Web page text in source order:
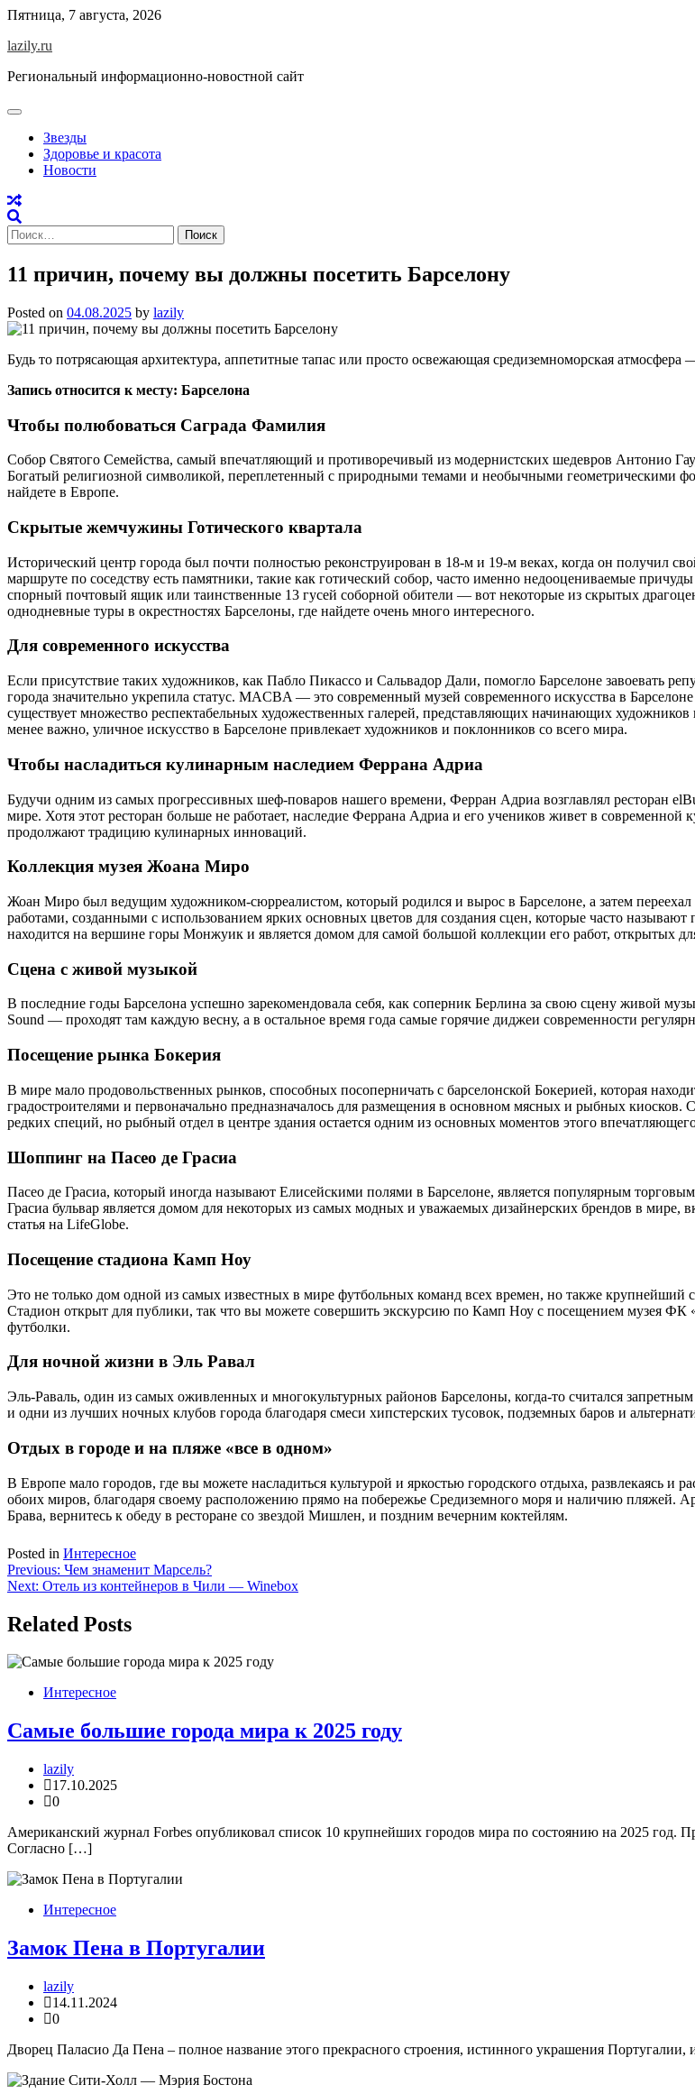
Skip
content
Пятница, 7 августа, 2026
lazily.ru
Региональный информационно-новостной сайт
Звезды
Здоровье и красота
Новости
Найти:
11 причин, почему вы должны посетить Барселону
Posted on 04.08.2025 by lazily
Будь то потрясающая архитектура, аппетитные тапас или просто освежающая средиземноморская
Запись относится к месту: Барселона
Чтобы полюбоваться Саграда Фамилия
Собор Святого Семейства, самый впечатляющий и противоречивый из модернистских шедевров Антонио
Богатый религиозной символикой, переплетенный с природными темами и необычными геометрическими
найдете в Европе.
Cкрытые жемчужины Готического квартала
Исторический центр города был почти полностью реконструирован в 18-м и 19-м веках, когда он получил
маршруте по соседству есть памятники, такие как готический собор, часто именно недооцениваемые
спорный почтовый ящик или таинственные 13 гусей соборной обители — вот некоторые из скрытых
однодневные туры в окрестностях Барселоны, где найдете очень много интересного.
Для современного искусства
Если присутствие таких художников, как Пабло Пикассо и Сальвадор Дали, помогло Барселоне завоевать
города значительно укрепила статус. MACBA — это современный музей современного искусства в
существует множество респектабельных художественных галерей, представляющих начинающих
менее важно, уличное искусство в Барселоне привлекает художников и поклонников со всего мира.
Чтобы насладиться кулинарным наследием Феррана Адриа
Будучи одним из самых прогрессивных шеф-поваров нашего времени, Ферран Адриа возглавлял ресторан
мире. Хотя этот ресторан больше не работает, наследие Феррана Адриа и его учеников живет в
продолжают традицию кулинарных инноваций.
Коллекция музея Жоана Миро
Жоан Миро был ведущим художником-сюрреалистом, который родился и вырос в Барселоне, а затем
работами, созданными с использованием ярких основных цветов для создания сцен, которые часто
находится на вершине горы Монжуик и является домом для самой большой коллекции его работ, открытых
Сцена с живой музыкой
В последние годы Барселона успешно зарекомендовала себя, как соперник Берлина за свою сцену живой
Sound — проходят там каждую весну, а в остальное время года самые горячие диджеи современности
Посещение рынка Бокерия
В мире мало продовольственных рынков, способных посоперничать с барселонской Бокерией, которая
градостроителями и первоначально предназначалось для размещения в основном мясных и рыбных киосков.
редких специй, но рыбный отдел в центре здания остается одним из основных моментов этого
Шоппинг на Пасео де Грасиа
Пасео де Грасиа, который иногда называют Елисейскими полями в Барселоне, является популярным
Грасиа бульвар является домом для некоторых из самых модных и уважаемых дизайнерских брендов в мире,
статья на LifeGlobe.
Посещение стадиона Камп Ноу
Это не только дом одной из самых известных в мире футбольных команд всех времен, но также крупнейший
Стадион открыт для публики, так что вы можете совершить экскурсию по Камп Ноу с посещением музея
футболки.
Для ночной жизни в Эль Равал
Эль-Раваль, один из самых оживленных и многокультурных районов Барселоны, когда-то считался
и одни из лучших ночных клубов города благодаря смеси хипстерских тусовок, подземных баров и
Отдых в городе и на пляже «все в одном»
В Европе мало городов, где вы можете насладиться культурой и яркостью городского отдыха, развлекаясь и
обоих миров, благодаря своему расположению прямо на побережье Средиземного моря и наличию пляжей.
Брава, вернитесь к обеду в ресторане со звездой Мишлен, и поздним вечерним коктейлям.
Posted in Интересное
Навигация
по
записям
Previous: Чем знаменит Марсель?
Next: Отель из контейнеров в Чили — Winebox
Related Posts
Интересное
Самые большие города мира к 2025 году
lazily
17.10.2025
0
Американский журнал Forbes опубликовал список 10 крупнейших городов мира по состоянию на 2025 год.
Согласно […]
Интересное
Замок Пена в Португалии
lazily
14.11.2024
0
Дворец Паласио Да Пена – полное название этого прекрасного строения, истинного украшения